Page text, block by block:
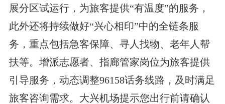
展分区试运行，为旅客提供“有温度”的服务，
此外还将持续做好“兴心相印”中的全链条服
务，重点包括急客保障、寻人找物、老年人帮
扶等。增派志愿者、指廊管家岗位为旅客提供
引导服务，动态调整96158话务线路，及时满足
旅客咨询需求。大兴机场提示您出行前请确认